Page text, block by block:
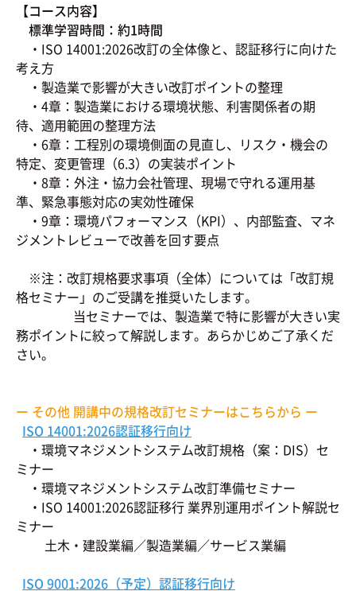
【コース内容】
標準学習時間：約1時間
・ISO 14001:2026改訂の全体像と、認証移行に向けた
考え方
・製造業で影響が大きい改訂ポイントの整理
・4章：製造業における環境状態、利害関係者の期
待、適用範囲の整理方法
・6章：工程別の環境側面の見直し、リスク・機会の
特定、変更管理（6.3）の実装ポイント
・8章：外注・協力会社管理、現場で守れる運用基
準、緊急事態対応の実効性確保
・9章：環境パフォーマンス（KPI）、内部監査、マネ
ジメントレビューで改善を回す要点
※注：改訂規格要求事項（全体）については「改訂規
格セミナー」のご受講を推奨いたします。
当セミナーでは、製造業で特に影響が大きい実
務ポイントに絞って解説します。あらかじめご了承くだ
さい。
ー その他 開講中の規格改訂セミナーはこちらから ー
ISO 14001:2026認証移行向け
・環境マネジメントシステム改訂規格（案：DIS）セ
ミナー
・環境マネジメントシステム改訂準備セミナー
・ISO 14001:2026認証移行 業界別運用ポイント解説セ
ミナー
土木・建設業編／製造業編／サービス業編
ISO 9001:2026（予定）認証移行向け